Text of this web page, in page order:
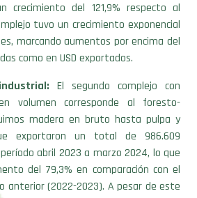
marcando aumentos por encima del
como en USD exportados.
El segundo complejo con
volumen corresponde al foresto-
madera en bruto hasta pulpa y
exportaron un total de 986.609
abril 2023 a marzo 2024, lo que
del 79,3% en comparación con el
anterior (2022-2023). A pesar de este
el valor total de las exportaciones